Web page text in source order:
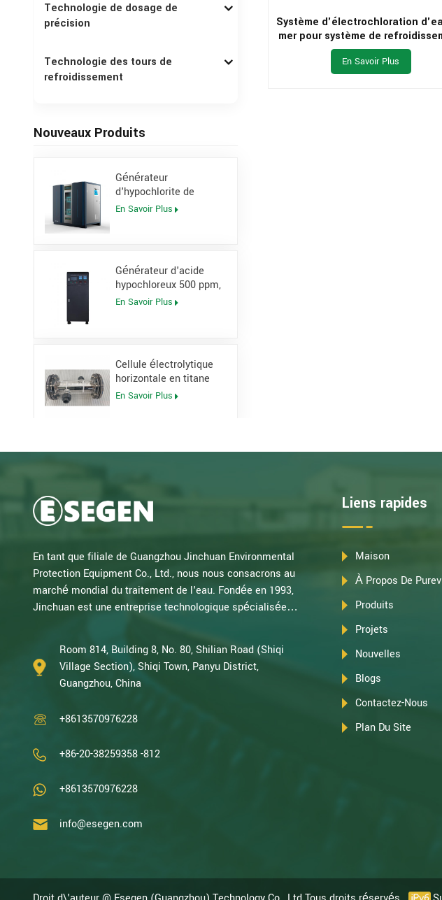
Technologie de dosage de
précision
Technologie des tours de
refroidissement
Nouveaux Produits
Générateur
d'hypochlorite de
sodium sur site à
En Savoir Plus
Générateur d'acide
hypochloreux 500 ppm,
pH 5~6,5, durée de
En Savoir Plus
Cellule électrolytique
horizontale en titane
avec revêtement DSA
En Savoir Plus
Générateur
d'hypochlorite de
sodium de type eau
salée
En Savoir Plus
Système d'électrochloration
mer pour système de
de centrale électrique
En Savoir Plus
En tant que filiale de Guangzhou Jinchuan Environmental
Protection Equipment Co., Ltd., nous nous consacrons au
marché mondial du traitement de l'eau. Fondée en 1993,
Jinchuan est une entreprise technologique spécialisée
électrolyse, désinfection, ainsi qu'en R&D, conception et
fabrication d'équipements électrochimiques et de
traitement de l'eau, nous sommes l'une des entreprises
Room 814, Building 8, No. 80, Shilian Road (Shiqi
Village Section), Shiqi Town, Panyu District,
Guangzhou, China
+8613570976228
+86-20-38259358 -812
+8613570976228
info@esegen.com
Liens rapides
Maison
À Propos De
Produits
Projets
Nouvelles
Blogs
Contactez-Nous
Plan Du Site